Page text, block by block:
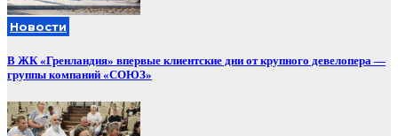
Новости
В ЖК «Гренландия» впервые клиентские дни от крупного девелопера —
группы компаний «СОЮЗ»